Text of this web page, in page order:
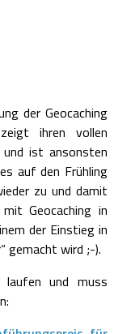
der Geocaching
ihren vollen
und ist ansonsten
auf den Frühling
zu und damit
Geocaching in
der Einstieg in
gemacht wird ;-).
und muss